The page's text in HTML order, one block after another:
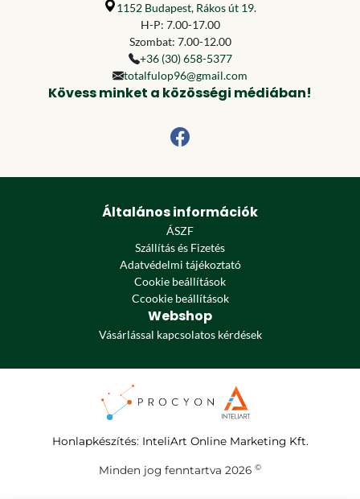
1152 Budapest, Rákos út 19.
H-P: 7.00-17.00
Szombat: 7.00-12.00
+36 (30) 658-5377
totalfulop96@gmail.com
Kövess minket a közösségi médiában!
Általános információk
ÁSZF
Szállítás és Fizetés
Adatvédelmi tájékoztató
Cookie beállítások
Ccookie beállítások
Webshop
Vásárlással kapcsolatos kérdések
Honlapkészítés: InteliArt Online Marketing Kft.
Minden jog fenntartva 2026 ©